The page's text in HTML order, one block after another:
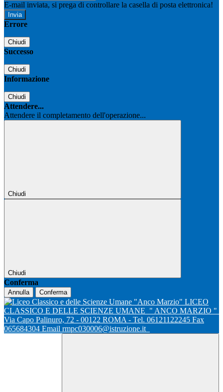
E-mail inviata, si prega di controllare la casella di posta elettronica!
Errore
Chiudi
Successo
Chiudi
Informazione
Chiudi
Attendere...
Attendere il completamento dell'operazione...
Chiudi
Chiudi
Conferma
Annulla Conferma
LICEO
CLASSICO E DELLE SCIENZE UMANE " ANCO MARZIO "
Via Capo Palinuro, 72 - 00122 ROMA - Tel. 06121122245 Fax
065684304 Email rmpc030006@istruzione.it